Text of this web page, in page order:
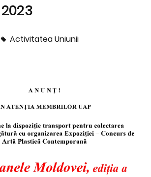
Activitatea Uniunii